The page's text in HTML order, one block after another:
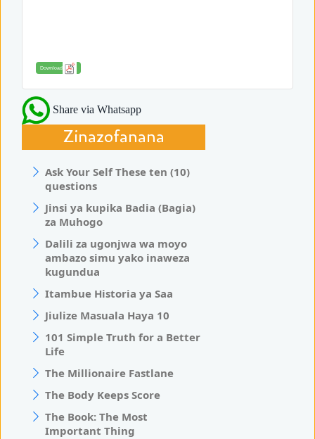
Download
Share via Whatsapp
Zinazofanana
Ask Your Self These ten (10)
questions
Jinsi ya kupika Badia (Bagia)
za Muhogo
Dalili za ugonjwa wa moyo
ambazo simu yako inaweza
kugundua
Itambue Historia ya Saa
Jiulize Masuala Haya 10
101 Simple Truth for a Better
Life
The Millionaire Fastlane
The Body Keeps Score
The Book: The Most
Important Thing